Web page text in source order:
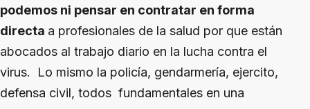
podemos ni pensar en contratar en forma
directa a profesionales de la salud por que están
abocados al trabajo diario en la lucha contra el
virus. Lo mismo la policía, gendarmería, ejercito,
defensa civil, todos fundamentales en una